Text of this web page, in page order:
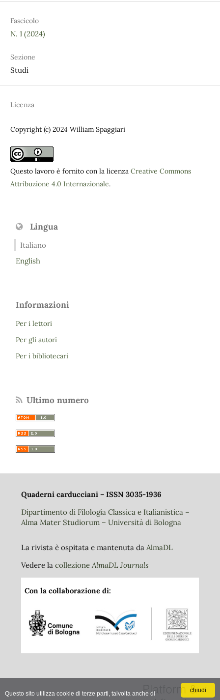
chiudi
Questo sito utilizza cookie di terze parti, talvolta anche di
Fascicolo
N. 1 (2024)
Sezione
Studi
Licenza
Copyright (c) 2024 William Spaggiari
Questo lavoro è fornito con la licenzaCreative Commons
Attribuzione 4.0 Internazionale.
Lingua
Italiano
English
Informazioni
Per i lettori
Per gli autori
Per i bibliotecari
Ultimo numero
Quaderni carducciani – ISSN 3035-1936
Dipartimento di Filologia Classica e Italianistica –
Alma Mater Studiorum – Università di Bologna
La rivista è ospitata e mantenuta da AlmaDL
Vedere la collezione AlmaDL Journals
Con la collaborazione di: